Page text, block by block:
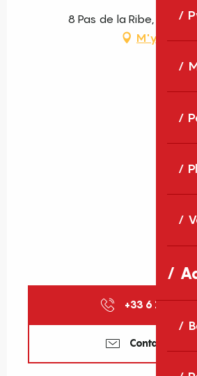
8 Pas de la Ribe, 66450
M'y rendre
+33 6 11 76
Contactez-